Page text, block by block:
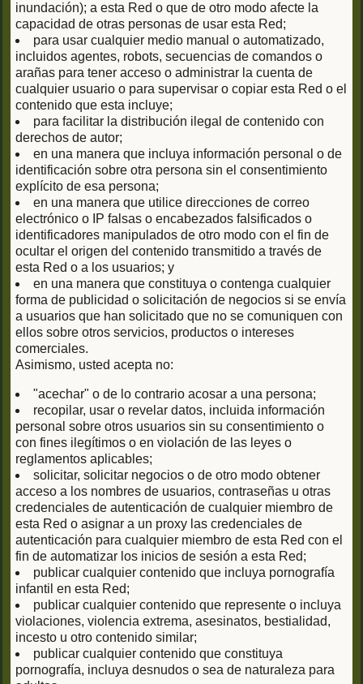
inundación); a esta Red o que de otro modo afecte la
capacidad de otras personas de usar esta Red;
para usar cualquier medio manual o automatizado,
incluidos agentes, robots, secuencias de comandos o
arañas para tener acceso o administrar la cuenta de
cualquier usuario o para supervisar o copiar esta Red o el
contenido que esta incluye;
para facilitar la distribución ilegal de contenido con
derechos de autor;
en una manera que incluya información personal o de
identificación sobre otra persona sin el consentimiento
explícito de esa persona;
en una manera que utilice direcciones de correo
electrónico o IP falsas o encabezados falsificados o
identificadores manipulados de otro modo con el fin de
ocultar el origen del contenido transmitido a través de
esta Red o a los usuarios; y
en una manera que constituya o contenga cualquier
forma de publicidad o solicitación de negocios si se envía
a usuarios que han solicitado que no se comuniquen con
ellos sobre otros servicios, productos o intereses
comerciales.
Asimismo, usted acepta no:
"acechar" o de lo contrario acosar a una persona;
recopilar, usar o revelar datos, incluida información
personal sobre otros usuarios sin su consentimiento o
con fines ilegítimos o en violación de las leyes o
reglamentos aplicables;
solicitar, solicitar negocios o de otro modo obtener
acceso a los nombres de usuarios, contraseñas u otras
credenciales de autenticación de cualquier miembro de
esta Red o asignar a un proxy las credenciales de
autenticación para cualquier miembro de esta Red con el
fin de automatizar los inicios de sesión a esta Red;
publicar cualquier contenido que incluya pornografía
infantil en esta Red;
publicar cualquier contenido que represente o incluya
violaciones, violencia extrema, asesinatos, bestialidad,
incesto u otro contenido similar;
publicar cualquier contenido que constituya
pornografía, incluya desnudos o sea de naturaleza para